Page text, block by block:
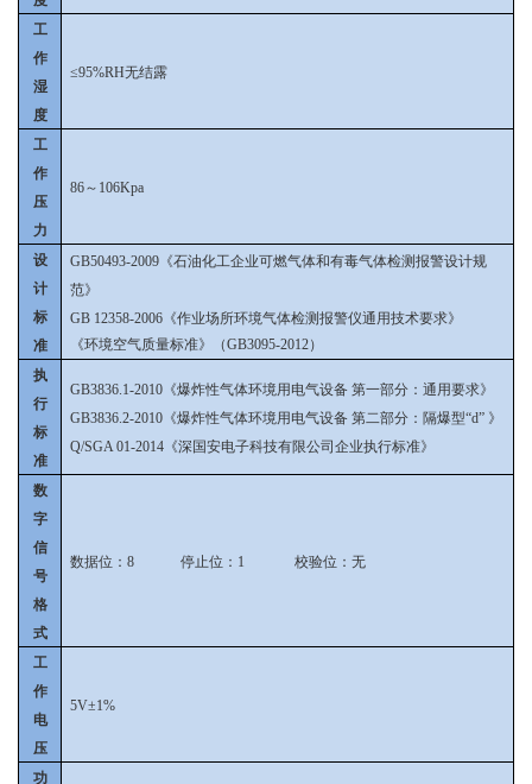
工
作
湿
度
≤95%RH无结露
工
作
压
力
86～106Kpa
设
计
标
准
GB50493-2009《石油化工企业可燃气体和有毒气体检测报警设计规
范》
GB 12358-2006《作业场所环境气体检测报警仪通用技术要求》
《环境空气质量标准》（GB3095-2012）
执
行
标
准
GB3836.1-2010《爆炸性气体环境用电气设备 第一部分：通用要求》
GB3836.2-2010《爆炸性气体环境用电气设备 第二部分：隔爆型“d” 》
Q/SGA 01-2014《深国安电子科技有限公司企业执行标准》
数
字
信
号
格
式
数据位：8 停止位：1 校验位：无
工
作
电
压
5V±1%
功